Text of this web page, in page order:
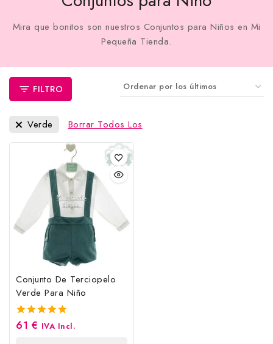
Mira que bonitos son nuestros Conjuntos para Niños en Mi
Pequeña Tienda.
FILTRO
Verde Borrar Todos Los
Conjunto De Terciopelo
Verde Para Niño
5.00
61 € IVA Incl.